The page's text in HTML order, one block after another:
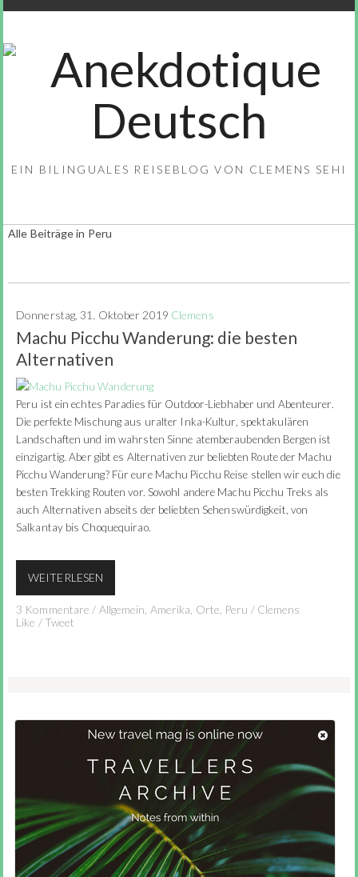
EIN BILINGUALES REISEBLOG VON CLEMENS SEHI
Alle Beiträge in Peru
Donnerstag, 31. Oktober 2019 Clemens
Machu Picchu Wanderung: die besten
Alternativen
Peru ist ein echtes Paradies für Outdoor-Liebhaber und Abenteurer.
Die perfekte Mischung aus uralter Inka-Kultur, spektakulären
Landschaften und im wahrsten Sinne atemberaubenden Bergen ist
einzigartig. Aber gibt es Alternativen zur beliebten Route der Machu
Picchu Wanderung? Für eure Machu Picchu Reise stellen wir euch die
besten Trekking Routen vor. Sowohl andere Machu Picchu Treks als
auch Alternativen abseits der beliebten Sehenswürdigkeit, von
Salkantay bis Choquequirao.
WEITERLESEN
3 Kommentare / Allgemein Amerika Orte Peru / Clemens
Like / Tweet